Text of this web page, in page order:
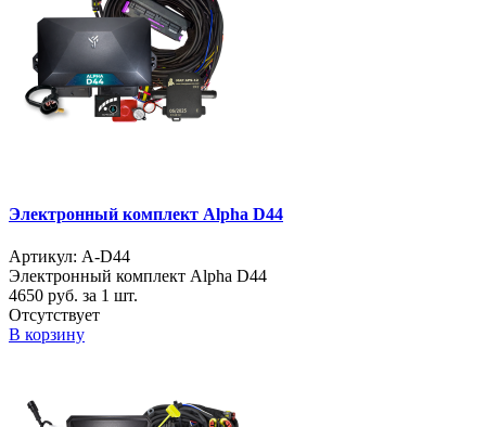
Электронный комплект Alpha D44
Артикул: A-D44
Электронный комплект Alpha D44
4650 руб. за 1 шт.
Отсутствует
В корзину